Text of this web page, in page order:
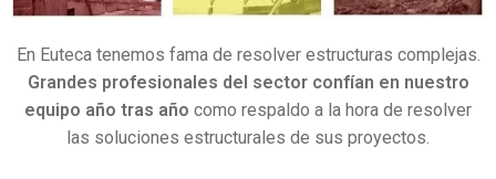
En Euteca tenemos fama de resolver estructuras complejas.
Grandes profesionales del sector confían en nuestro
equipo año tras año como respaldo a la hora de resolver
las soluciones estructurales de sus proyectos.